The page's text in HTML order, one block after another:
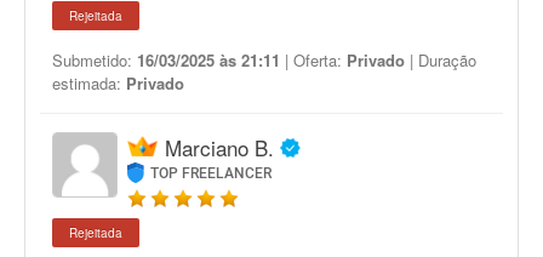
Rejeitada
Submetido: 16/03/2025 às 21:11 | Oferta: Privado | Duração
estimada: Privado
Marciano B.
TOP FREELANCER
Rejeitada